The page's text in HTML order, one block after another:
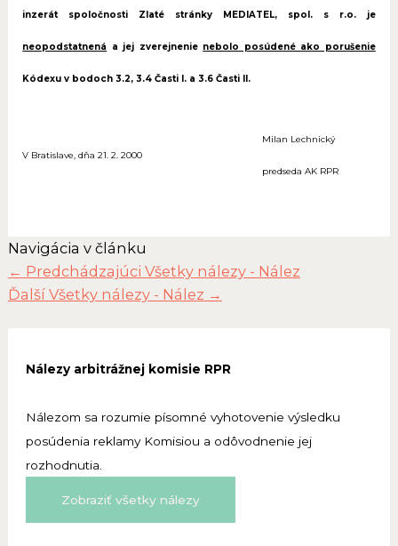
inzerát spoločnosti Zlaté stránky MEDIATEL, spol. s r.o. je
neopodstatnená a jej zverejnenie nebolo posúdené ako porušenie
Kódexu v bodoch 3.2, 3.4 Časti I. a 3.6 Časti II.
V Bratislave, dňa 21. 2. 2000
Milan Lechnický
predseda AK RPR
Navigácia v článku
← Predchádzajúci Všetky nálezy - Nález
Ďalší Všetky nálezy - Nález →
Nálezy arbitrážnej komisie RPR
Nálezom sa rozumie písomné vyhotovenie výsledku
posúdenia reklamy Komisiou a odôvodnenie jej
rozhodnutia.
Zobraziť všetky nálezy